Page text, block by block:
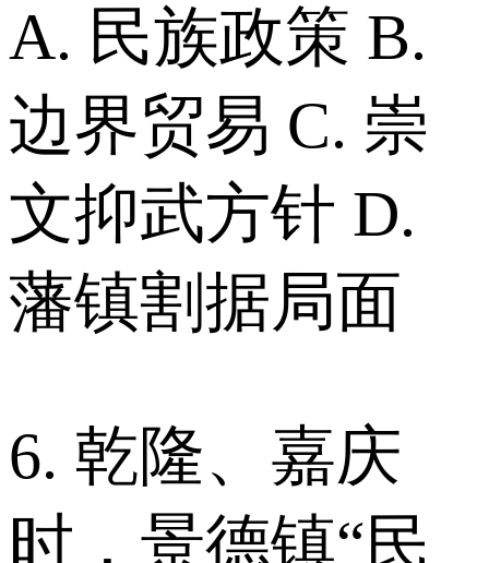
A. 民族政策 B.
边界贸易 C. 崇
文抑武方针 D.
藩镇割据局面
6. 乾隆、嘉庆
时，景德镇“民